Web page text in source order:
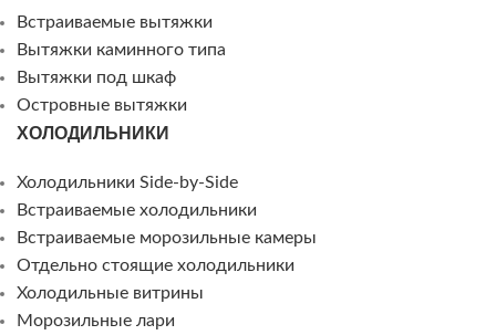
Встраиваемые вытяжки
Вытяжки каминного типа
Вытяжки под шкаф
Островные вытяжки
ХОЛОДИЛЬНИКИ
Холодильники Side-by-Side
Встраиваемые холодильники
Встраиваемые морозильные камеры
Отдельно стоящие холодильники
Холодильные витрины
Морозильные лари